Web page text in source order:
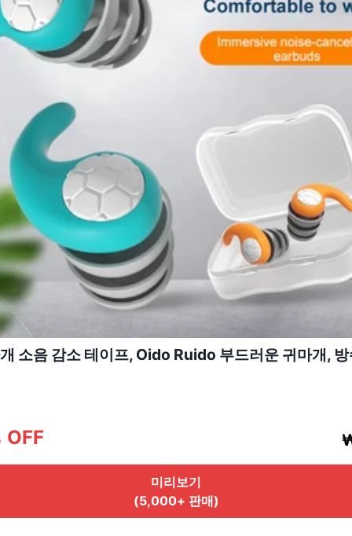
소음 감소 테이프, Oido Ruido 부드러운 귀마개,
OFF
미리보기
(5,000+ 판매)